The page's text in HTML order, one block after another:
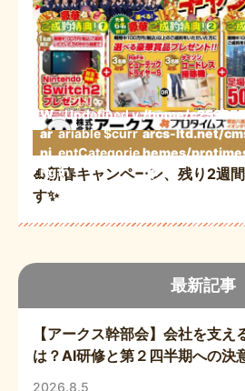
最新記事
【アークス幹部会】会社を支え
は？AI研修と第２四半期への決
2026.8.5
W
ar
ni
ng
: Undefined v
ariable $curr
entCategorie
in
/home/
arcs-ltd.net/
hemes/
hp
🎍新春キャンペーン、残り2週
す✨